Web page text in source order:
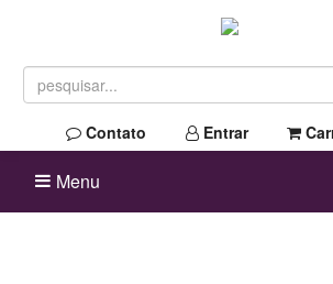
Contato Entrar
Menu